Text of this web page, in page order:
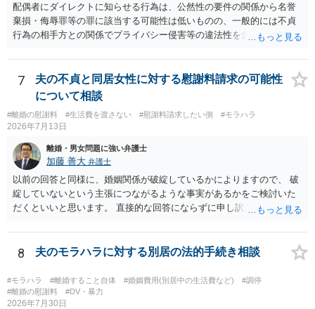
過も含めて，どのように相談者が精神的苦痛を受けたかの際に述べて
いく事情になると思います。 法律問題より，夫婦間の問題（離婚の問
題）の方がウェイトが大きいような問題のような印象を受けました。
だからこそ，夫に対する話ではなく，全て相談者に向いているように
思うのです。
配偶者にダイレクトに知らせる行為は、公然性の要件の関係から名誉
棄損・侮辱罪等の罪に該当する可能性は低いものの、一般的には不貞
行為の相手方との関係でプライバシー侵害等の違法性を含む行為で
ため、弁護士としては推奨しないことが一般的かと思います。
7
夫の不貞と同居女性に対する慰謝料請求の可能性
について相談
#離婚の慰謝料 #生活費を渡さない #慰謝料請求したい側 #モラハラ
2026年7月13日
離婚・男女問題に強い弁護士
加藤 善大 弁護士
以前の回答と同様に、婚姻関係が破綻しているかによりますので、 破
綻していないという主張につながるような事実があるかをご検討いた
だくといいと思います。 直接的な回答にならずに申し訳ございません
8 夫のモラハラに対する別居の法的手続き相談
#モラハラ #離婚すること自体 #婚姻費用(別居中の生活費など)
#調停
#離婚の慰謝料
#DV・暴力
2026年7月30日